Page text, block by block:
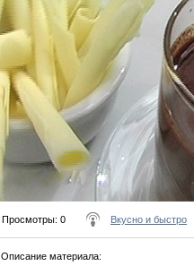
Просмотры: 0 Вкусно и быстро
Описание материала: